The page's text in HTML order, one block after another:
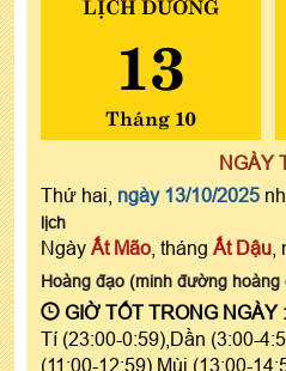
13
Tháng 10
NGÀY
Thứ hai, ngày 13/10/2025
lịch
Ngày Ất Mão , tháng Ất Dậu
Hoàng đạo (minh đường hoàng
GIỜ TỐT TRONG NGÀY :
Tí (23:00-0:59),Dần (3:00-
(11:00-12:59),Mùi (13:00-